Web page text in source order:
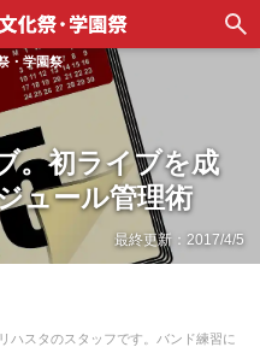
・学園祭
。初ライブを成
ュール管理術
最終更新： 2017/4/5
ハスタのスタッフです。バンド練習に